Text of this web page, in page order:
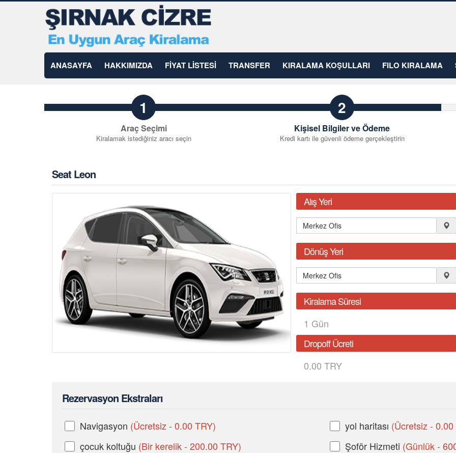
ANASAYFA HAKKIMIZDA FİYAT LİSTESİ TRANSFER KIRALAMA KOŞULLARI FILO KIRALAMA
1
Araç Seçimi
Kiralamak istediğiniz aracı seçin
2
Kişisel Bilgiler ve Ödeme
Kredi kartı ile güvenli ödeme gerçekleştirin
Seat Leon
Alış Yeri
Dönüş Yeri
Kiralama Süresi
1 Gün
Dropoff Ücreti
0.00 TRY
Rezervasyon Ekstraları
Navigasyon (Ücretsiz - 0.00 TRY) yol haritası (Ücretsiz - 0.00
çocuk koltuğu (Bir kerelik - 200.00 TRY) Şoför Hizmeti (Günlük -